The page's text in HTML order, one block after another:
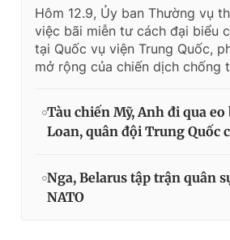
Hôm 12.9, Ủy ban Thường vụ
việc bãi miễn tư cách đại biểu
tại Quốc vụ viện Trung Quốc,
mở rộng của chiến dịch chống
Tàu chiến Mỹ, Anh đi qua
Loan, quân đội Trung Quốc
Nga, Belarus tập trận quân
NATO